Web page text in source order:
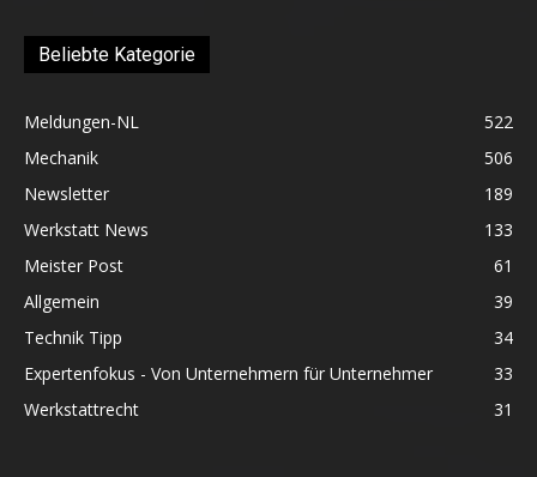
Beliebte Kategorie
Meldungen-NL
522
Mechanik
506
Newsletter
189
Werkstatt News
133
Meister Post
61
Allgemein
39
Technik Tipp
34
Expertenfokus - Von Unternehmern für Unternehmer
33
Werkstattrecht
31